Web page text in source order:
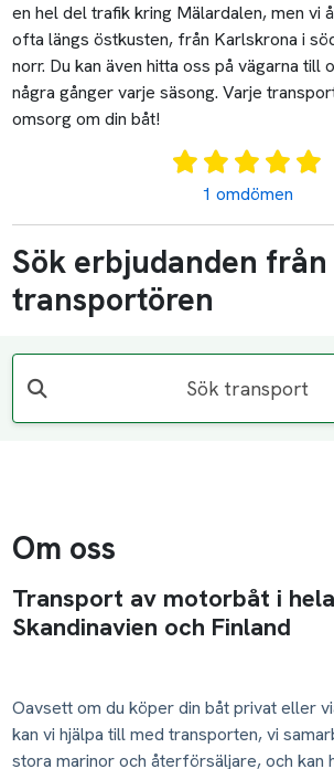
en hel del trafik kring Mälardalen, men vi
ofta längs östkusten, från Karlskrona i
norr. Du kan även hitta oss på vägarna till
några gånger varje säsong. Varje
omsorg om din båt!
1 omdömen
Sök erbjudanden från
transportören
Sök transport
Om oss
Transport av motorbåt i
Skandinavien och Finland
Oavsett om du köper din båt privat eller
kan vi hjälpa till med transporten, vi
stora marinor och återförsäljare, och kan